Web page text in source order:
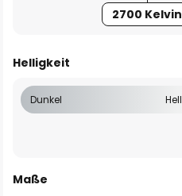
2700 Kelvin
Helligkeit
Dunkel Hell
Maße